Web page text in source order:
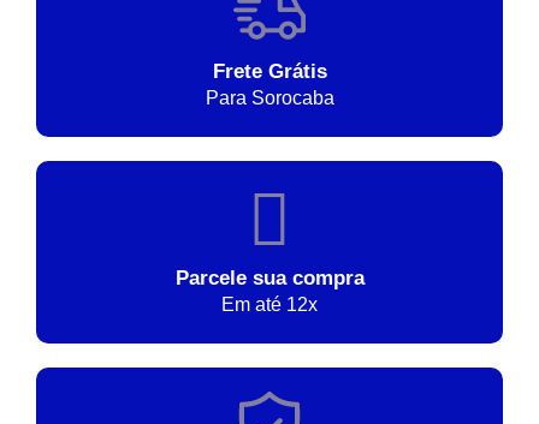
Frete Grátis
Para Sorocaba
Parcele sua compra
Em até 12x